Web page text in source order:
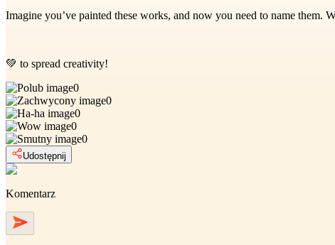
Imagine you’ve painted these works, and now you need to name them.
💚 to spread creativity!
0
0
0
0
0
Udostępnij
Komentarz